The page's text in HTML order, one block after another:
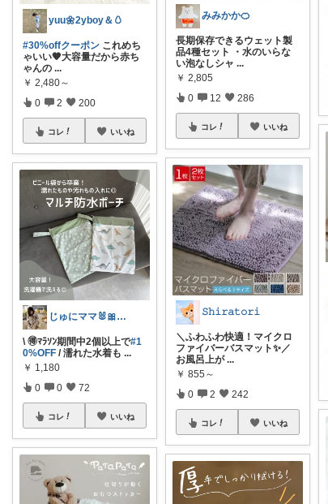
yuu🌼2yboy＆🥚
#30%offクーポン これめち
ゃいい🧡大容量だから赤ち
ゃんの ...
￥ 2,480～
0 2 200
コレ いいね
じゅにママ🐰🎀2yboyワーママ
\ 🉐ﾏﾗｿﾝ期間中2個以上で#1
0%OFF / 濡れた水着も ...
￥ 1,180
0 0 72
コレ いいね
みみかか🍊
長期保存できるウェット製
品4種セット ・水のいらな
い泡なしシャ ...
￥ 2,805
0 12 286
コレ いいね
𝚂𝚑𝚒𝚛𝚊𝚝𝚘𝚛𝚒
＼ふわふわ快適！マイクロ
ファイバーバスマット✨／
お風呂上が ...
￥ 855～
0 2 242
コレ いいね